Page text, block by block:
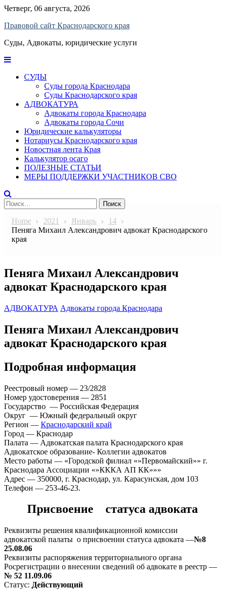
Skip
content
Четверг, 06 августа, 2026
Правовой сайт Краснодарского края
Суды, Адвокаты, юридические услуги
СУДЫ
Суды города Краснодара
Суды Краснодарского края
АДВОКАТУРА
Адвокаты города Краснодара
Адвокаты города Сочи
Юридические калькуляторы
Нотариусы Краснодарского края
Новостная лента Края
Калькулятор осаго
ПОЛЕЗНЫЕ СТАТЬИ
МЕРЫ ПОДДЕРЖКИ УЧАСТНИКОВ СВО
Найти:
Home 2021 Январь
14
Пеняга Михаил Александрович адвокат Краснодарского
края
Пеняга Михаил Александрович
адвокат Краснодарского края
АДВОКАТУРА Адвокаты города Краснодара
Пеняга Михаил Александрович
адвокат Краснодарского края
Подробная информация
Реестровый номер — 23/2828
Номер удостоверения — 2851
Государство — Российская Федерация
Округ — Южный федеральный округ
Регион — Краснодарский край
Город — Краснодар
Палата — Адвокатская палата Краснодарского края
Адвокатское образование- Коллегии адвокатов
Место работы — «Городской филиал «»Первомайский»» г.
Краснодара Ассоциации «»КККА АП КК»»»
Адрес — 350000, г. Краснодар, ул. Карасунская, дом 103
Телефон — 253-46-23.
Присвоение статуса адвоката
Реквизиты решения квалификационной комиссии
адвокатской палаты о присвоении статуса адвоката —№8
25.08.06
Реквизиты распоряжения территориального органа
Росрегистрации о внесении сведений об адвокате в реестр —
№ 52 11.09.06
Статус: Действующий